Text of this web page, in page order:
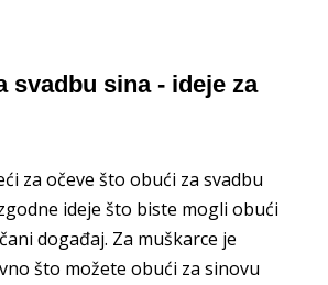
svadbu sina - ideje za
za očeve što obući za svadbu
ideje što biste mogli obući
događaj. Za muškarce je
što možete obući za sinovu